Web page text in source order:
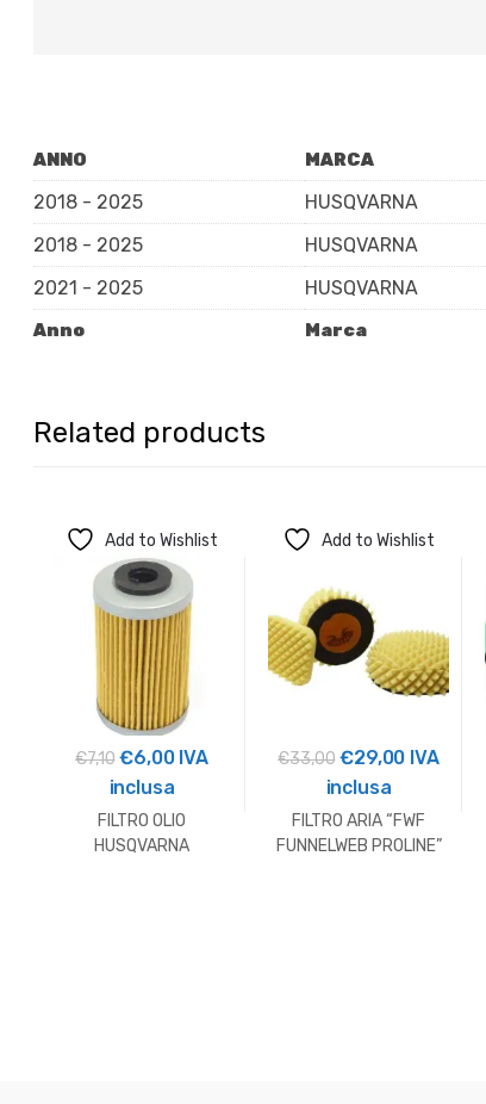
ANNO MARCA
Anno Marca
2018 - 2025 HUSQVARNA
2018 - 2025
HUSQVARNA
2021 - 2025
HUSQVARNA
Related products
Add to Wishlist
€7,10 Il
prezzo
originale
era:
€6,00Il
prezzo
attuale
è:
IVA
inclusa
FILTRO OLIO
HUSQVARNA
Add to Wishlist
€33,00 Il
prezzo
originale
era:
€29,00Il
attuale
è:
IVA
inclusa
FILTRO ARIA “FWF
FUNNELWEB PROLINE”